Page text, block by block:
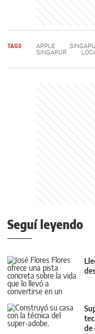
TAGS APPLE
SINGAPUR
Seguí leyendo
de